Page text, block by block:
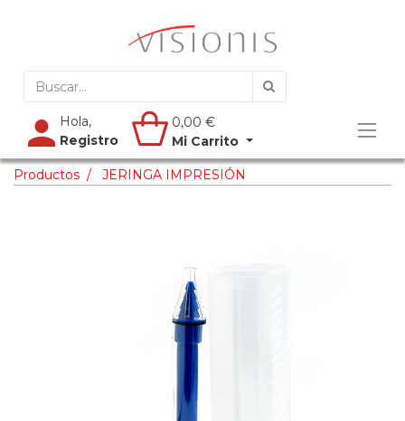
Hola,
Registro
0,00 €
Mi Carrito
Productos JERINGA IMPRESIÓN